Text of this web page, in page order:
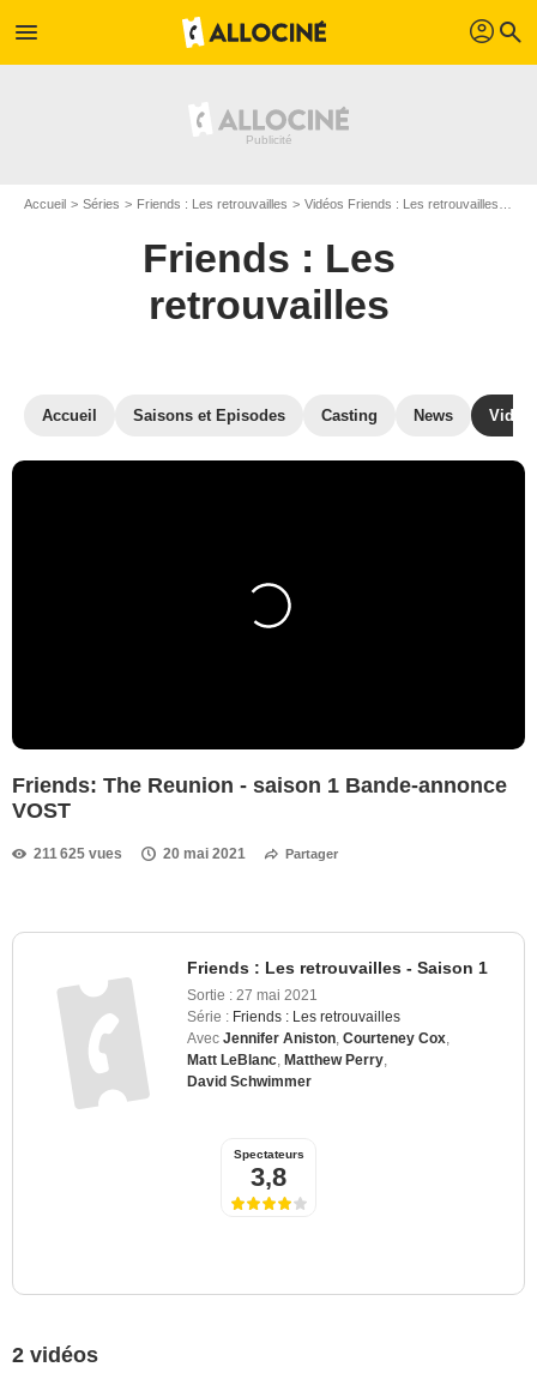
menu profil search
Accueil Séries Friends : Les retrouvailles Vidéos Friends : Les retrouvailles
Friends : Les
retrouvailles
Accueil Saisons et Episodes Casting News
Friends: The Reunion - saison 1 Bande-annonce
VOST
211 625 vues 20 mai 2021 Partager
Friends : Les retrouvailles - Saison 1
Sortie : 27 mai 2021
Série : Friends : Les retrouvailles
Avec Jennifer Aniston Courteney Cox
Matt LeBlanc Matthew Perry
David Schwimmer
Spectateurs
3,8
2 vidéos